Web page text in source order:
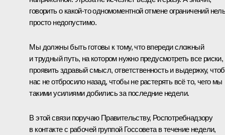
говорить о какой-то одномоментной отмене ограничений
просто недопустимо.
Мы должны быть готовы к тому, что впереди сложный
и трудный путь, на котором нужно предусмотреть все риски,
проявить здравый смысл, ответственность и выдержку,
нас не отбросило назад, чтобы не растерять всё то, чего мы
такими усилиями добились за последние недели.
В этой связи поручаю Правительству, Роспотребнадзору
в контакте с рабочей группой Госсовета в течение недели,